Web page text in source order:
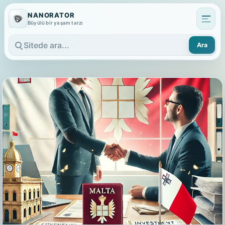
NANORATOR
Büyülü bir yaşam tarzı
Sitede ara
Ara